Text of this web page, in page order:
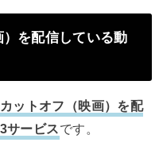
を配信している動
ットオフ（映画）を配
サービスです。